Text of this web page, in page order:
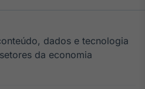
Em brevedados e tecnologia
da economia